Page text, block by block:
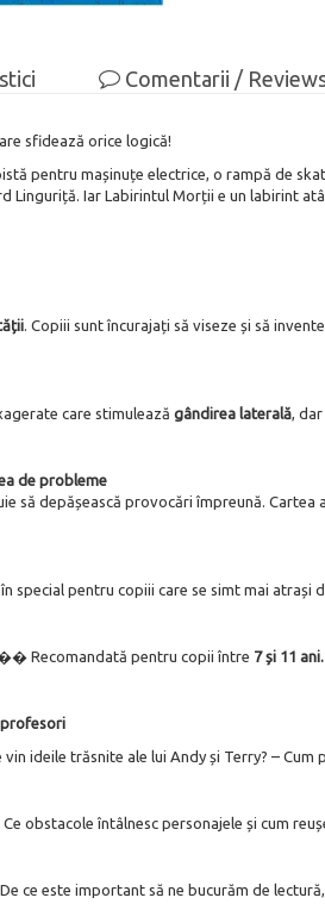
Comentarii /
sfidează orice logică!
pentru mașinuțe electrice, o rampă de
Linguriță. Iar Labirintul Morții e un labirint
. Copiii sunt încurajați să viseze și să
care stimulează gândirea laterală ,
de probleme
să depășească provocări împreună. Cartea
, în special pentru copiii care se simt mai
Recomandată pentru copii între 7 și 11 ani.
vin ideile trăsnite ale lui Andy și Terry? –
Ce obstacole întâlnesc personajele și cum
ce este important să ne bucurăm de